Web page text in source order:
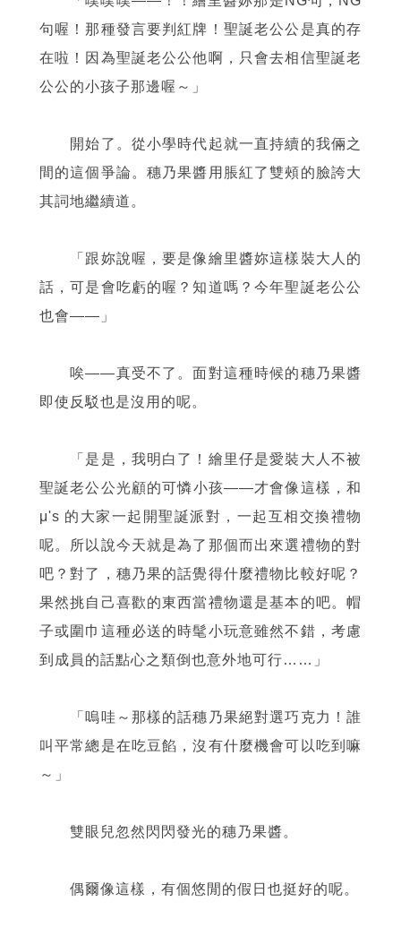
句喔！那種發言要判紅牌！聖誕老公公是真的存
在啦！因為聖誕老公公他啊，只會去相信聖誕老
公公的小孩子那邊喔～」
開始了。從小學時代起就一直持續的我倆之
間的這個爭論。穗乃果醬用脹紅了雙頰的臉誇大
其詞地繼續道。
「跟妳說喔，要是像繪里醬妳這樣裝大人的
話，可是會吃虧的喔？知道嗎？今年聖誕老公公
也會—— 」
唉——真受不了。面對這種時候的穗乃果醬
即使反駁也是沒用的呢。
「是是，我明白了！繪里仔是愛裝大人不被
聖誕老公公光顧的可憐小孩——才會像這樣，和
μ's 的大家一起開聖誕派對，一起互相交換禮物
呢。所以說今天就是為了那個而出來選禮物的對
吧？對了，穗乃果的話覺得什麼禮物比較好呢？
果然挑自己喜歡的東西當禮物還是基本的吧。帽
子或圍巾這種必送的時髦小玩意雖然不錯，考慮
到成員的話點心之類倒也意外地可行……」
「嗚哇～那樣的話穗乃果絕對選巧克力！誰
叫平常總是在吃豆餡，沒有什麼機會可以吃到嘛
～」
雙眼兒忽然閃閃發光的穗乃果醬。
偶爾像這樣，有個悠閒的假日也挺好的呢。